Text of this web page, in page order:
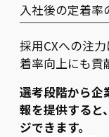
入社後の定着率
採用CXへの注
着率向上にも貢
選考段階から企
報を提供すると
ジできます。